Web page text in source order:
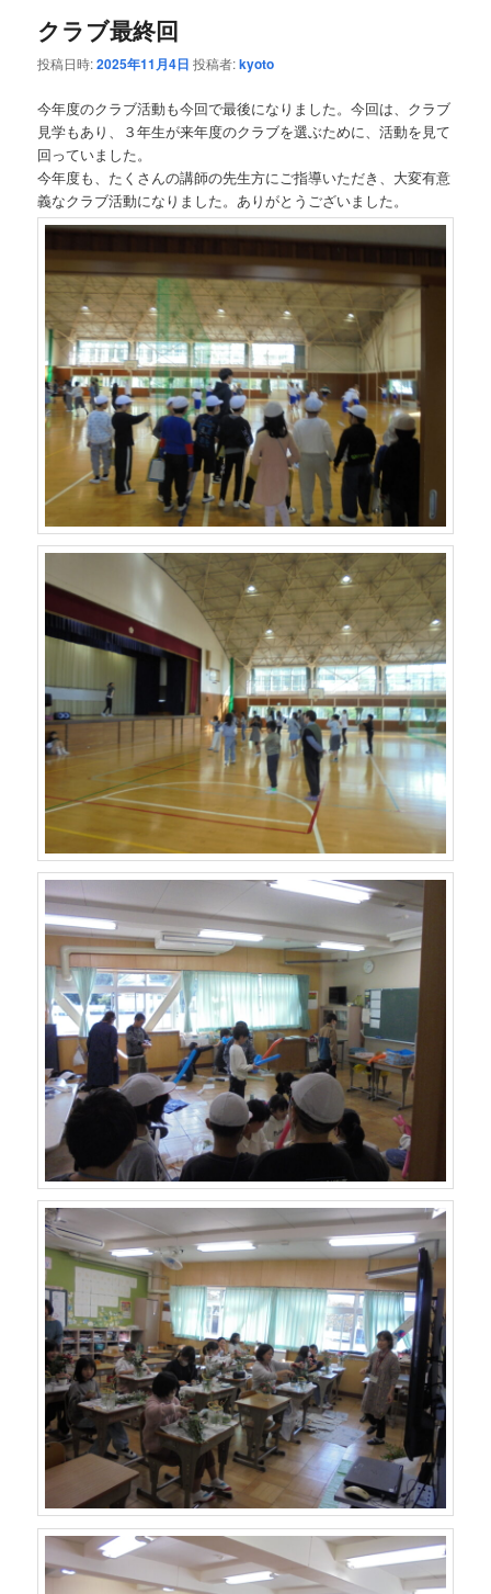
クラブ最終回
投稿日時:2025年11月4日 投稿者:kyoto
今年度のクラブ活動も今回で最後になりました。今回は、クラブ
見学もあり、３年生が来年度のクラブを選ぶために、活動を見て
回っていました。
今年度も、たくさんの講師の先生方にご指導いただき、大変有意
義なクラブ活動になりました。ありがとうございました。